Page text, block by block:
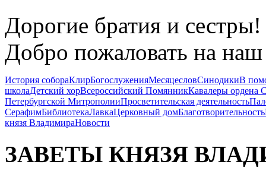
Дорогие братия и
Добро пожаловать на наш
История собораКлирБогослуженияМесяцесловСинодикиВ
школаДетский хорВсероссийский ПомянникКавалеры ордена
Петербургской МитрополииПросветительская деятельность
СерафимБиблиотекаЛавкаЦерковный домБлаготворительность
князя ВладимираНовости
ЗАВЕТЫ КНЯЗЯ